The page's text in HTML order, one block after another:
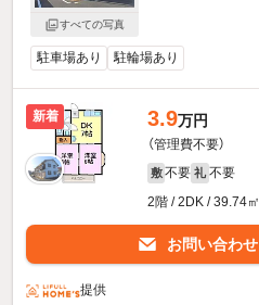
すべての写真
駐車場あり 駐輪場あり
新着 3.9万円
（管理費不要）
敷 不要 礼 不要
2階 / 2DK / 39.74㎡
お問い合わせ
提供